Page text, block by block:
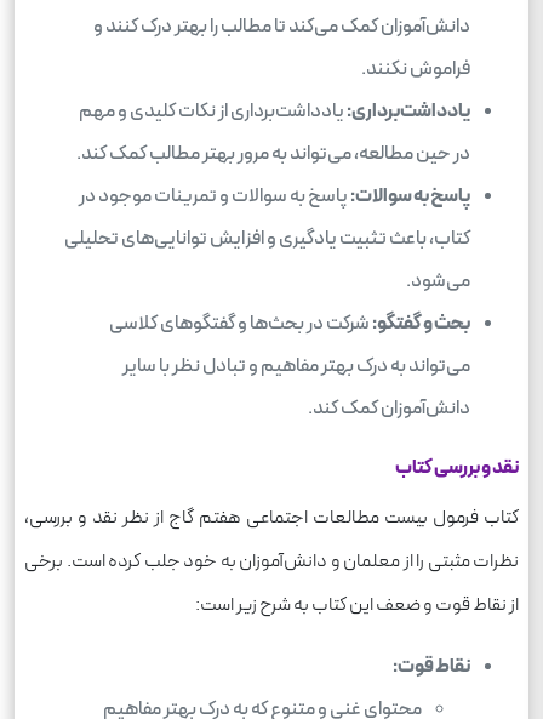
دانش‌آموزان کمک می‌کند تا مطالب را بهتر درک کنند و
فراموش نکنند.
یادداشت‌برداری:یادداشت‌برداری از نکات کلیدی و مهم
در حین مطالعه، می‌تواند به مرور بهتر مطالب کمک کند.
پاسخ به سوالات:پاسخ به سوالات و تمرینات موجود در
کتاب، باعث تثبیت یادگیری و افزایش توانایی‌های تحلیلی
می‌شود.
بحث و گفتگو:شرکت در بحث‌ها و گفتگوهای کلاسی
می‌تواند به درک بهتر مفاهیم و تبادل نظر با سایر
دانش‌آموزان کمک کند.
نقد و بررسی کتاب
کتاب فرمول بیست مطالعات اجتماعی هفتم گاج از نظر نقد و بررسی،
نظرات مثبتی را از معلمان و دانش‌آموزان به خود جلب کرده است. برخی
از نقاط قوت و ضعف این کتاب به شرح زیر است:
نقاط قوت:
محتوای غنی و متنوع که به درک بهتر مفاهیم